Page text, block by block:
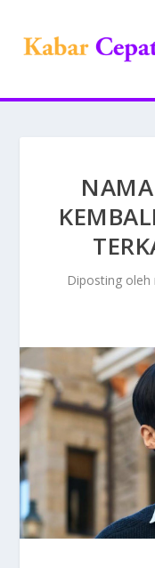
Diposting oleh